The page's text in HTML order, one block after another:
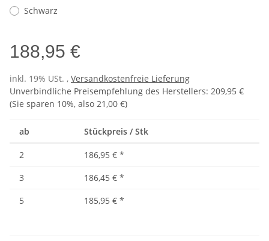
Schwarz
188,95 €
inkl. 19% USt. , Versandkostenfreie Lieferung
Unverbindliche Preisempfehlung des Herstellers: 209,95 €
(Sie sparen 10%, also 21,00 €)
ab Stückpreis / Stk
2 186,95 € *
3
186,45 € *
5
185,95 € *